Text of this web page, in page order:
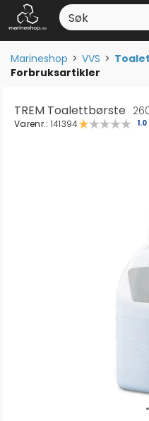
Marineshop>VVS>
Forbruksartikler
TREM Toalettbørste
Varenr.: 141394 1.0